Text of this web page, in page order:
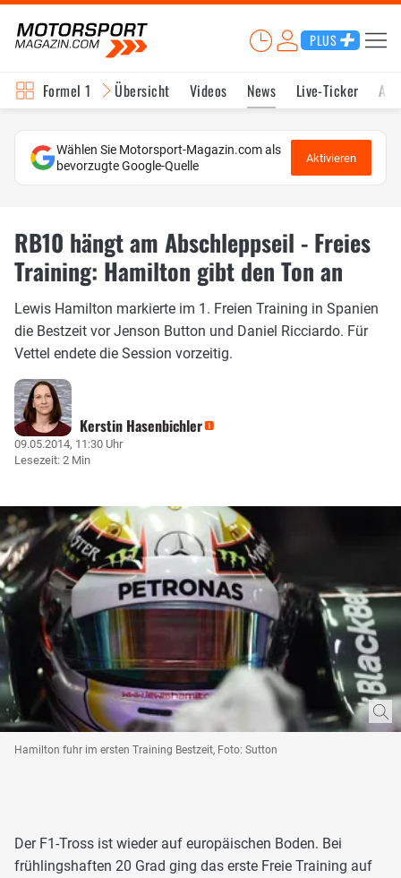
PLUS
Formel 1 Übersicht Videos News Live-Ticker
Wählen Sie Motorsport-Magazin.com als
bevorzugte Google-Quelle
Aktivieren
RB10 hängt am Abschleppseil - Freies
Training: Hamilton gibt den Ton an
Lewis Hamilton markierte im 1. Freien Training in Spanien
die Bestzeit vor Jenson Button und Daniel Ricciardo. Für
Vettel endete die Session vorzeitig.
Kerstin Hasenbichler
09.05.2014, 11:30 Uhr
Lesezeit: 2 Min
Hamilton fuhr im ersten Training Bestzeit, Foto: Sutton
Der F1-Tross ist wieder auf europäischen Boden. Bei
frühlingshaften 20 Grad ging das erste Freie Training auf